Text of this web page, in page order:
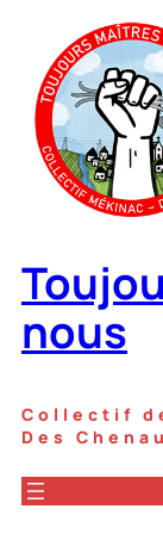
nous
Collectif
Des